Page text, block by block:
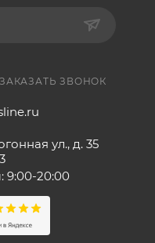
ЗАКАЗАТЬ ЗВОНОК
ул., д. 35
9:00-20:00